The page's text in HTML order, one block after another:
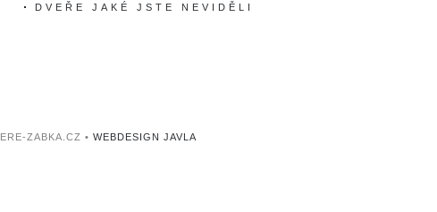
DVEŘE JAKÉ JSTE NEVIDĚLI
ZABKA.CZ • WEBDESIGN JAVLA